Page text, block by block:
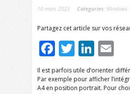
10 mars 2023 Categories: Windows
Partagez cet article sur vos
Facebook
Twitter
Il est parfois utile d’orienter
Par exemple pour afficher
A4 en position portrait. Pour